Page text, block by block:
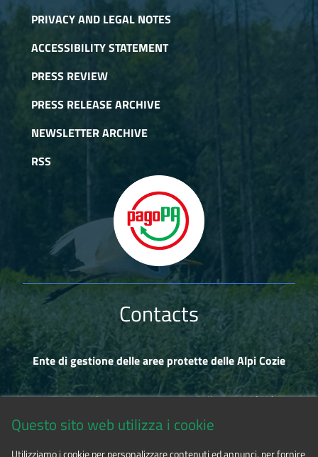
PRIVACY AND LEGAL NOTES
ACCESSIBILITY STATEMENT
PRESS REVIEW
PRESS RELEASE ARCHIVE
NEWSLETTER ARCHIVE
RSS
Contacts
Ente di gestione delle aree protette delle Alpi Cozie
Via Fransuà Fontan, 1 - 10050 Salbertrand (TO)
Questo sito web utilizza i cookie